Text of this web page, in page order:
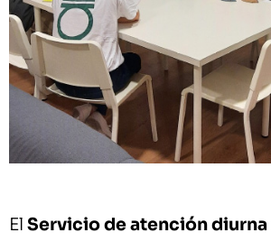
El Servicio de atención diurna